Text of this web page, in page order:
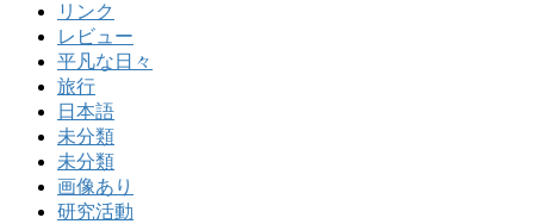
リンク
レビュー
平凡な日々
旅行
日本語
未分類
未分類
画像あり
研究活動